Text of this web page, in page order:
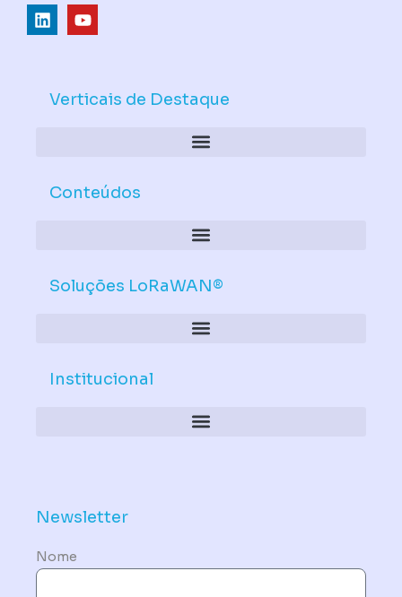
L
i
d
Y
o
b
Verticais de Destaque
Conteúdos
Soluções LoRaWAN®
Institucional
Newsletter
Nome